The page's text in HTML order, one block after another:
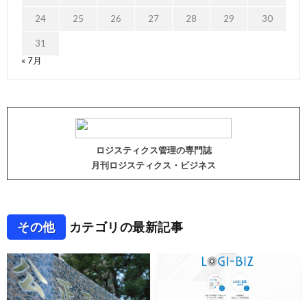
24 25 26 27 28 29 30
31
« 7月
ロジスティクス管理の専門誌
月刊ロジスティクス・ビジネス
その他 カテゴリの最新記事